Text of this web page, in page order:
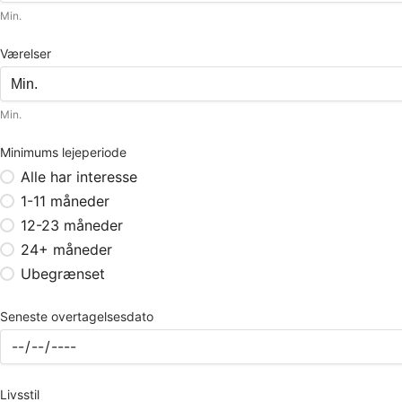
Min.
Værelser
Min.
Minimums lejeperiode
Alle har interesse
1-11 måneder
12-23 måneder
24+ måneder
Ubegrænset
Seneste overtagelsesdato
Livsstil